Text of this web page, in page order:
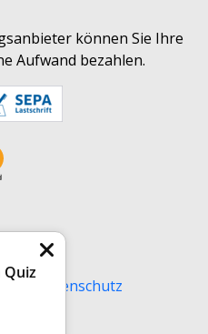
können Sie Ihre
Aufwand bezahlen.
Datenschutz
Quiz